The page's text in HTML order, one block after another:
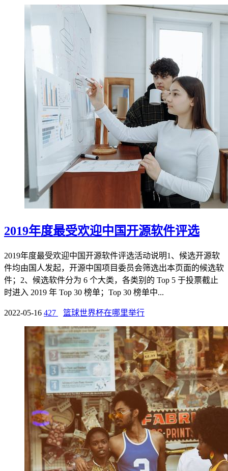
2019年度最受欢迎中国开源软件评选
2019年度最受欢迎中国开源软件评选活动说明1、候选开源软
件均由国人发起，开源中国项目委员会筛选出本页面的候选软
件；2、候选软件分为 6 个大类，各类别的 Top 5 于投票截止
时进入 2019 年 Top 30 榜单；Top 30 榜单中...
2022-05-16 427 篮球世界杯在哪里举行